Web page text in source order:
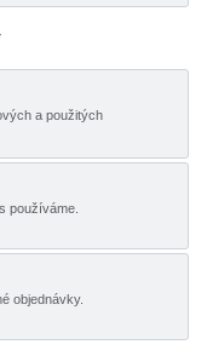
a použitých
používáme.
objednávky.